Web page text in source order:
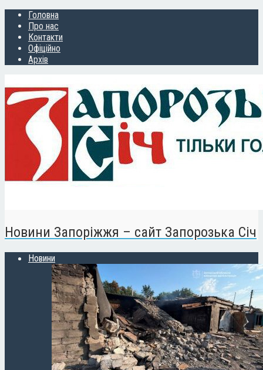
Головна
Про нас
Контакти
Офіційно
Архів
Новини Запоріжжя – сайт Запорозька Січ
Новини